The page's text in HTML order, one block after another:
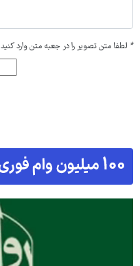
* لطفا متن تصویر را در جعبه متن وارد کنید